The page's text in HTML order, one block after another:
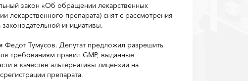
закон «Об обращении лекарственных
лекарственного препарата) снят с рассмотрения
инициативы.
Федот Тумусов. Депутат предложил разрешить
требованиям правил GMP, выданные
в качестве альтернативы лицензии на
препарата.